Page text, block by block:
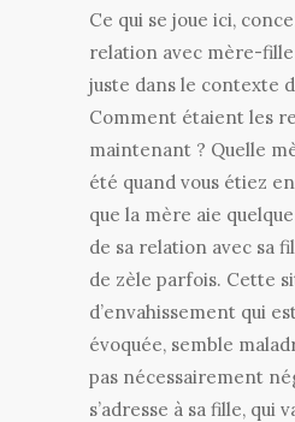
Ce qui se joue ici,
relation avec mère-
juste dans le contexte
Comment étaient les
maintenant ? Quelle
été quand vous étiez
que la mère aie
de sa relation avec sa
de zèle parfois. Cette
d’envahissement qui
évoquée, semble
pas nécessairement
s’adresse à sa fille, qui